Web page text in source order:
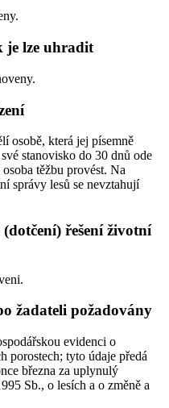
je lze uhradit
osobě, která jej písemně
stanovisko do 30 dnů ode
těžbu provést. Na
správy lesů se nevztahují
řešení životní
žadateli požadovány
evidenci o
porostech; tyto údaje předá
března za uplynulý
Sb., o lesích a o změně a